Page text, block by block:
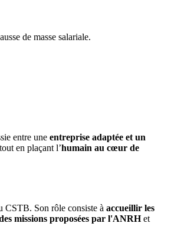
de masse salariale.
entre une entreprise adaptée et un
en plaçant l’humain au cœur de
CSTB. Son rôle consiste à accueillir les
missions proposées par l'ANRHet